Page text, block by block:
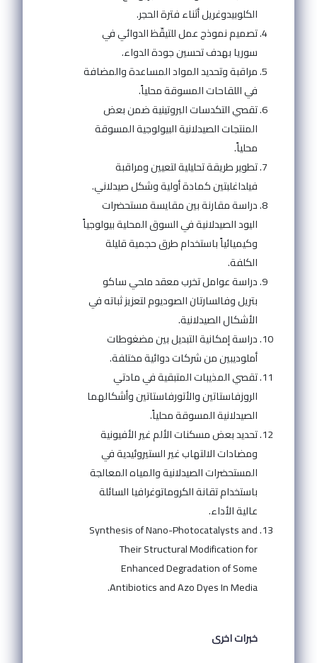
الكلوبيدوغريل أثناء فترة الحجر.
تصميم نموذج عمل للتيقّظ الدوائي في
سوريا بهدف تحسين جودة الدواء.
مراقبة وتحديد المواد المساعدة والمضافة
في اللقاحات المسوقة محلياً.
تقصي التكدسات البروتينية ضمن بعض
المنتجات الصيدلانية البيولوجية المسوقة
محلياً.
تطوير طريقة تحليلية لتعيين ومراقبة
فيلداغلبتين كمادة أولية وشكل صيدلاني.
دراسة مقارنة بين مقايسة مستحضرات
اليود الصيدلانية في السوق المحلية بيولوجياً
وكيميائياً باستخدام طرق حجمية قليلة
الكلفة.
دراسة عوامل تخرب معقد ملحي ساكو
بتريل وفالسارتان الصوديوم لتعزيز ثباته في
الأشكال الصيدلانية.
دراسة إمكانية التبديل بين مضغوطات
أملوديبين من شركات دوائية مختلفة.
تقصي المذيبات المتبقية في مادتي
الروزفاستاتين والأتورفاستاتين وأشكالهما
الصيدلانية المسوقة محلياً.
تحديد بعض مسكنات الألم غير الأفيونية
ومضادات الالتهاب غير الستيروئيدية في
المستحضرات الصيدلانية والمياه المعالجة
باستخدام تقانة الكروماتوغرافيا السائلة
عالية الأداء.
Synthesis of Nano-Photocatalysts and
Their Structural Modification for
Enhanced Degradation of Some
Antibiotics and Azo Dyes In Media.
خبرات اخرى